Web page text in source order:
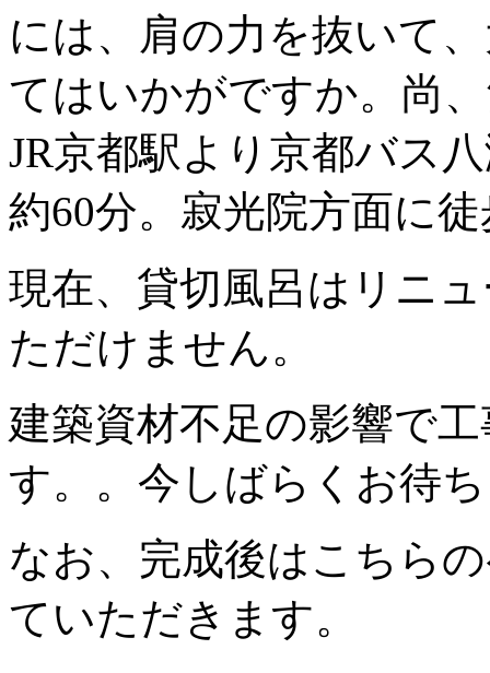
には、肩の力を抜いて
てはいかがですか。尚
JR京都駅より京都バス
約60分。寂光院方面に
現在、貸切風呂はリニ
ただけません。
建築資材不足の影響で
す。。今しばらくお待
なお、完成後はこちら
ていただきます。